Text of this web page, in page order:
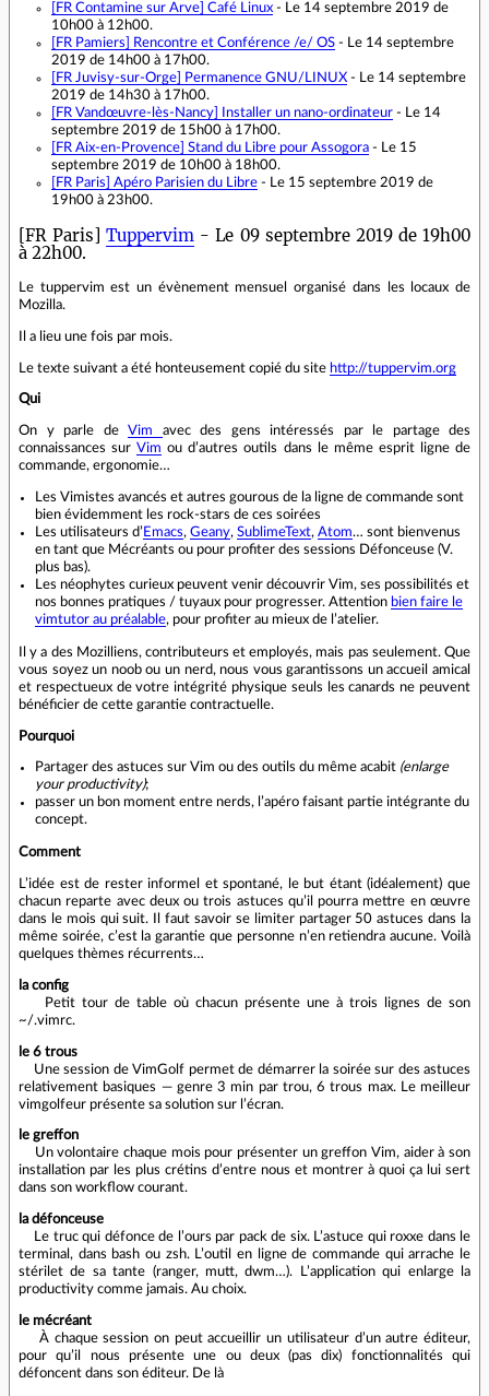
[FR Contamine sur Arve] Café Linux - Le 14 septembre 2019 de
10h00 à 12h00.
[FR Pamiers]
Rencontre et Conférence /e/ OS - Le 14 septembre
2019 de 14h00 à 17h00.
[FR Juvisy-sur-Orge]
Permanence GNU/LINUX - Le 14 septembre
2019 de 14h30 à 17h00.
[FR Vandœuvre-lès-Nancy]
Installer un nano-ordinateur - Le 14
septembre 2019 de 15h00 à 17h00.
[FR Aix-en-Provence] Stand du Libre pour Assogora - Le 15
septembre 2019 de 10h00 à 18h00.
[FR Paris] Apéro Parisien du Libre - Le 15 septembre 2019 de
19h00 à 23h00.
[FR Paris]Tuppervim - Le 09 septembre 2019 de 19h00
à 22h00.
Le tuppervim est un évènement mensuel organisé dans les locaux de
Mozilla.
Il a lieu une fois par mois.
Le texte suivant a été honteusement copié du site http://tuppervim.org
Qui
On y parle de Vim avec des gens intéressés par le partage des
connaissances surVim ou d’autres outils dans le même esprit ligne de
commande, ergonomie…
Les Vimistes avancés et autres gourous de la ligne de commande sont
bien évidemment les rock-stars de ces soirées
Les utilisateurs d’ Emacs, Geany, SublimeText, Atom… sont bienvenus
en tant que Mécréants ou pour profiter des sessions Défonceuse (V.
plus bas).
Les néophytes curieux peuvent venir découvrir Vim, ses possibilités et
nos bonnes pratiques / tuyaux pour progresser. Attention bien faire le
vimtutor au préalable, pour profiter au mieux de l’atelier.
Il y a des Mozilliens, contributeurs et employés, mais pas seulement. Que
vous soyez un noob ou un nerd, nous vous garantissons un accueil amical
et respectueux de votre intégrité physique seuls les canards ne peuvent
bénéficier de cette garantie contractuelle.
Pourquoi
Partager des astuces sur Vim ou des outils du même acabit (enlarge
your productivity);
passer un bon moment entre nerds, l’apéro faisant partie intégrante du
concept.
Comment
L’idée est de rester informel et spontané, le but étant (idéalement) que
chacun reparte avec deux ou trois astuces qu’il pourra mettre en œuvre
dans le mois qui suit. Il faut savoir se limiter partager 50 astuces dans la
même soirée, c’est la garantie que personne n’en retiendra aucune. Voilà
quelques thèmes récurrents…
la config
Petit tour de table où chacun présente une à trois lignes de son
~/.vimrc.
le 6 trous
Une session de VimGolf permet de démarrer la soirée sur des astuces
relativement basiques — genre 3 min par trou, 6 trous max. Le meilleur
vimgolfeur présente sa solution sur l’écran.
le greffon
Un volontaire chaque mois pour présenter un greffon Vim, aider à son
installation par les plus crétins d’entre nous et montrer à quoi ça lui sert
dans son workflow courant.
la défonceuse
Le truc qui défonce de l’ours par pack de six. L’astuce qui roxxe dans le
terminal, dans bash ou zsh. L’outil en ligne de commande qui arrache le
stérilet de sa tante (ranger, mutt, dwm…). L’application qui enlarge la
productivity comme jamais. Au choix.
le mécréant
À chaque session on peut accueillir un utilisateur d’un autre éditeur,
pour qu’il nous présente une ou deux (pas dix) fonctionnalités qui
défoncent dans son éditeur. De là